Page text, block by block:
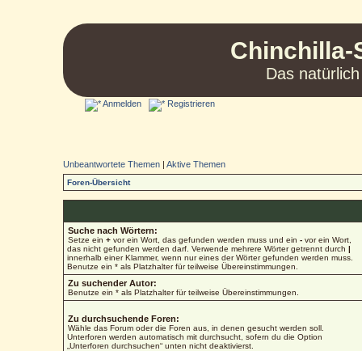
Chinchilla-
Das
Anmelden Registrieren
Unbeantwortete Themen |Aktive Themen
Foren-Übersicht
Suche nach Wörtern:
Setze ein+ vor ein Wort, das gefunden werden muss und ein- vor ein Wort,
das nicht gefunden werden darf. Verwende mehrere Wörter getrennt durch|
innerhalb einer Klammer, wenn nur eines der Wörter gefunden werden muss.
Benutze ein * als Platzhalter für teilweise Übereinstimmungen.
Zu suchender Autor:
Benutze ein * als Platzhalter für teilweise Übereinstimmungen.
Zu durchsuchende Foren:
Wähle das Forum oder die Foren aus, in denen gesucht werden soll.
Unterforen werden automatisch mit durchsucht, sofern du die Option
„Unterforen durchsuchen“ unten nicht deaktivierst.